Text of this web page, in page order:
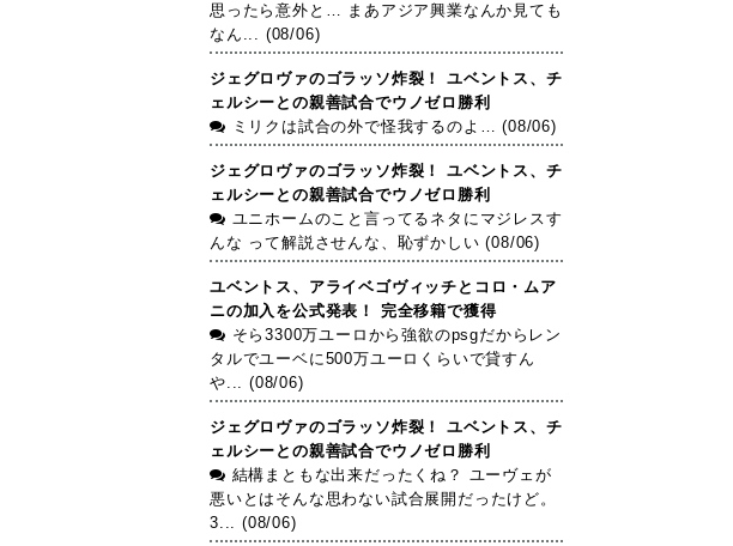
思ったら意外と… まあアジア興業なんか見ても
なん... (08/06)
ジェグロヴァのゴラッソ炸裂！ ユベントス、チ
ェルシーとの親善試合でウノゼロ勝利
ミリクは試合の外で怪我するのよ… (08/06)
ジェグロヴァのゴラッソ炸裂！ ユベントス、チ
ェルシーとの親善試合でウノゼロ勝利
ユニホームのこと言ってるネタにマジレスす
んな って解説させんな、恥ずかしい (08/06)
ユベントス、アライベゴヴィッチとコロ・ムア
ニの加入を公式発表！ 完全移籍で獲得
そら3300万ユーロから強欲のpsgだからレン
タルでユーベに500万ユーロくらいで貸すん
や... (08/06)
ジェグロヴァのゴラッソ炸裂！ ユベントス、チ
ェルシーとの親善試合でウノゼロ勝利
結構まともな出来だったくね？ ユーヴェが
悪いとはそんな思わない試合展開だったけど。
3... (08/06)